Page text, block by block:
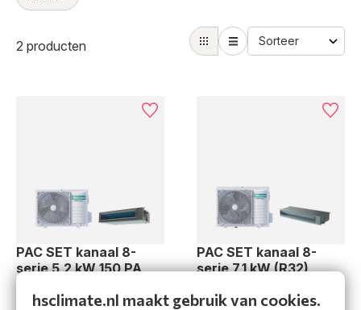
2 producten
PAC SET kanaal 8-
serie 5,2 kW 150 PA
AUW52ADTM8-1
PAC SET kanaal 8-
serie 7,1 kW (R32)
AUW71AUD8-1
hsclimate.nl maakt gebruik van cookies.